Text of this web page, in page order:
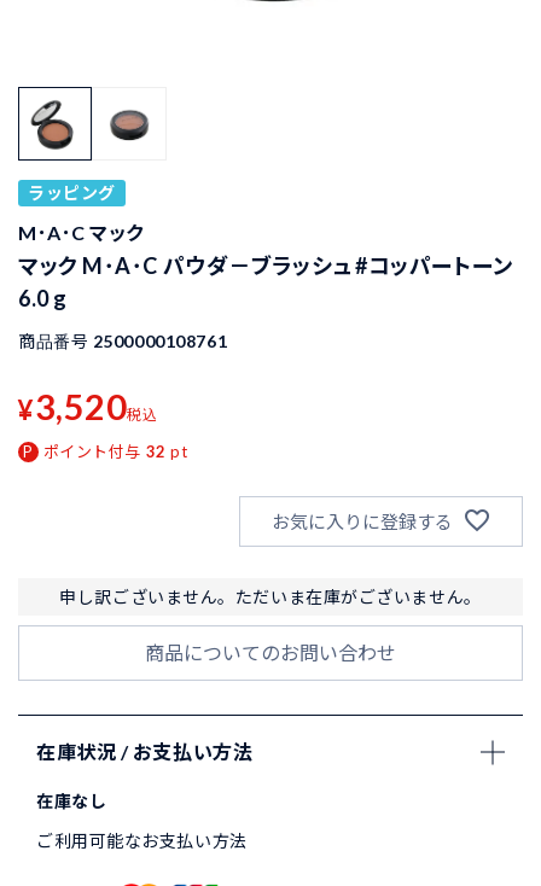
ラッピング
M･A･C マック
マック M･A･C パウダ－ブラッシュ #コッパートーン
6.0 g
商品番号 2500000108761
¥3,520税込
ポイント付与 32 pt
お気に入りに登録する
申し訳ございません。ただいま在庫がございません。
商品についてのお問い合わせ
在庫状況 / お支払い方法
在庫なし
ご利用可能なお支払い方法